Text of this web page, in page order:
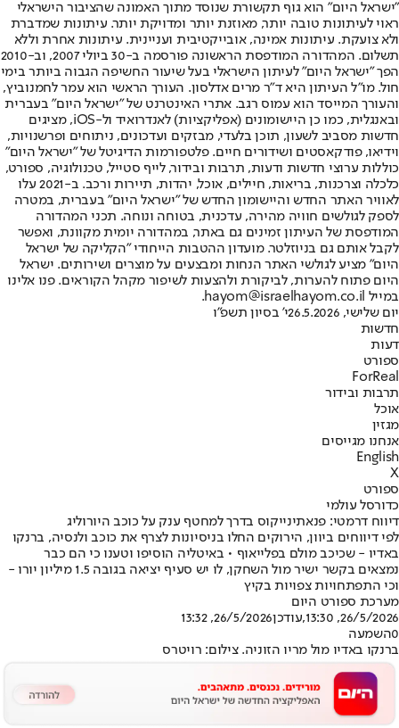
"ישראל היום" הוא גוף תקשורת שנוסד מתוך האמונה שהציבור הישראלי
ראוי לעיתונות טובה יותר, מאוזנת יותר ומדויקת יותר. עיתונות שמדברת
ולא צועקת. עיתונות אמינה, אובייקטיבית ועניינית. עיתונות אחרת וללא
תשלום. המהדורה המודפסת הראשונה פורסמה ב-30 ביולי 2007, וב-2010
הפך "ישראל היום" לעיתון הישראלי בעל שיעור החשיפה הגבוה ביותר בימי
חול. מו"ל העיתון היא ד"ר מרים אדלסון. העורך הראשי הוא עמר לחמנוביץ,
והעורך המייסד הוא עמוס רגב. אתרי האינטרנט של "ישראל היום" בעברית
ובאנגלית, כמו כן היישומונים (אפליקציות) לאנדרואיד ול-iOS, מציגים
חדשות מסביב לשעון, תוכן בלעדי, מבזקים ועדכונים, ניתוחים ופרשנויות,
וידיאו, פודקאסטים ושידורים חיים. פלטפורמות הדיגיטל של "ישראל היום"
כוללות ערוצי חדשות ודעות, תרבות ובידור, לייף סטייל, טכנולוגיה, ספורט,
כלכלה וצרכנות, בריאות, חיילים, אוכל, יהדות, תיירות ורכב. ב-2021 עלו
לאוויר האתר החדש והיישומון החדש של "ישראל היום" בעברית, במטרה
לספק לגולשים חוויה מהירה, עדכנית, בטוחה ונוחה. תכני המהדורה
המודפסת של העיתון זמינים גם באתר, במהדורה יומית מקוונת, ואפשר
לקבל אותם גם בניוזלטר. מועדון ההטבות הייחודי "הקליקה של ישראל
היום" מציע לגולשי האתר הנחות ומבצעים על מוצרים ושירותים. ישראל
היום פתוח להערות, לביקורת ולהצעות לשיפור מקהל הקוראים. פנו אלינו
במייל hayom@israelhayom.co.il.
יום שלישי, 26.5.2026
י' בסיון תשפ"ו
חדשות
דעות
ספורט
ForReal
תרבות ובידור
אוכל
מגזין
אנחנו מגייסים
English
X
ספורט
כדורסל עולמי
דיווח דרמטי: פנאתינייקוס בדרך למחטף ענק על כוכב היורוליג
לפי דיווחים ביוון, הירוקים החלו בניסיונות לצרף את כוכב ולנסיה, ברנקו
באדיו - שכיכב מולם בפלייאוף • באיטליה הוסיפו וטענו כי הם כבר
נמצאים בקשר ישיר מול השחקן, לו יש סעיף יציאה בגובה 1.5 מיליון יורו -
וכי התפתחויות צפויות בקיץ
מערכת ספורט היום
26/5/2026, 13:30
,עודכן26/5/2026, 13:32
0השמעה
ברנקו באדיו מול מריו הזוניה. צילום: רויטרס